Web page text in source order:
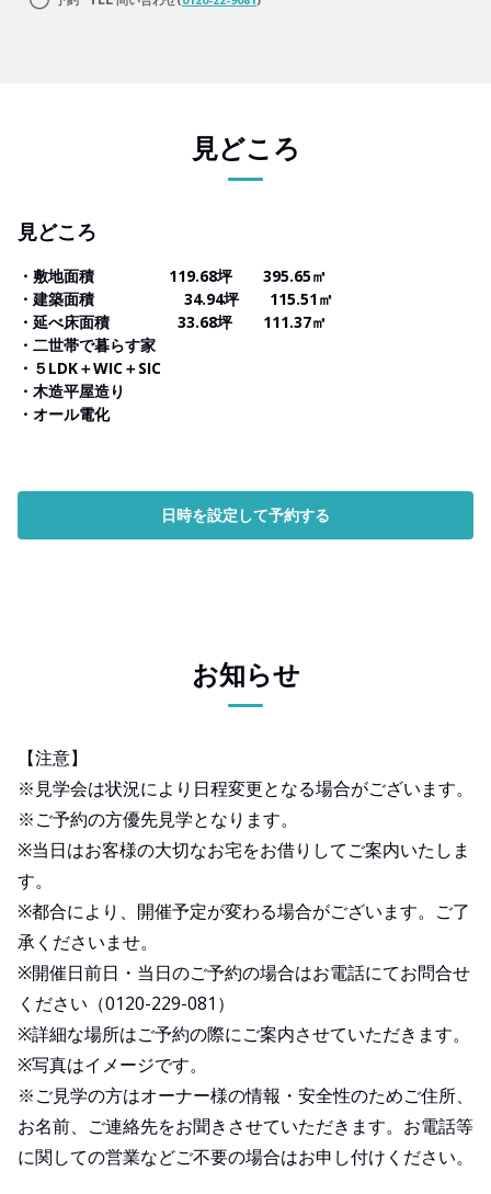
見どころ
見どころ
・敷地面積 119.68坪 395.65㎡
・建築面積 34.94坪 115.51㎡
・延べ床面積 33.68坪 111.37㎡
・二世帯で暮らす家
・５LDK＋WIC＋SIC
・木造平屋造り
・オール電化
日時を設定して予約する
お知らせ
【注意】
※見学会は状況により日程変更となる場合がございます。
※ご予約の方優先見学となります。
※当日はお客様の大切なお宅をお借りしてご案内いたしま
す。
※都合により、開催予定が変わる場合がございます。ご了
承くださいませ。
※開催日前日・当日のご予約の場合はお電話にてお問合せ
ください（0120-229-081）
※詳細な場所はご予約の際にご案内させていただきます。
※写真はイメージです。
※ご見学の方はオーナー様の情報・安全性のためご住所、
お名前、ご連絡先をお聞きさせていただきます。お電話等
に関しての営業などご不要の場合はお申し付けください。